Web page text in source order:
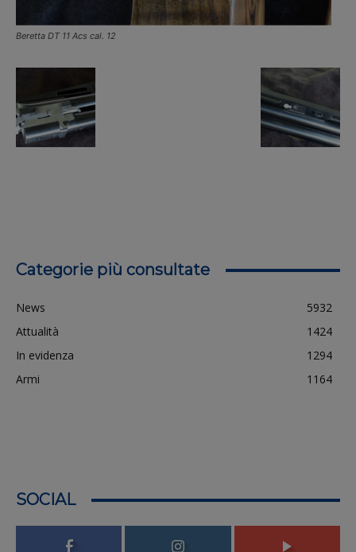
Beretta DT 11 Acs cal. 12
Categorie più consultate
News
5932
Attualità
1424
In evidenza
1294
Armi
1164
SOCIAL